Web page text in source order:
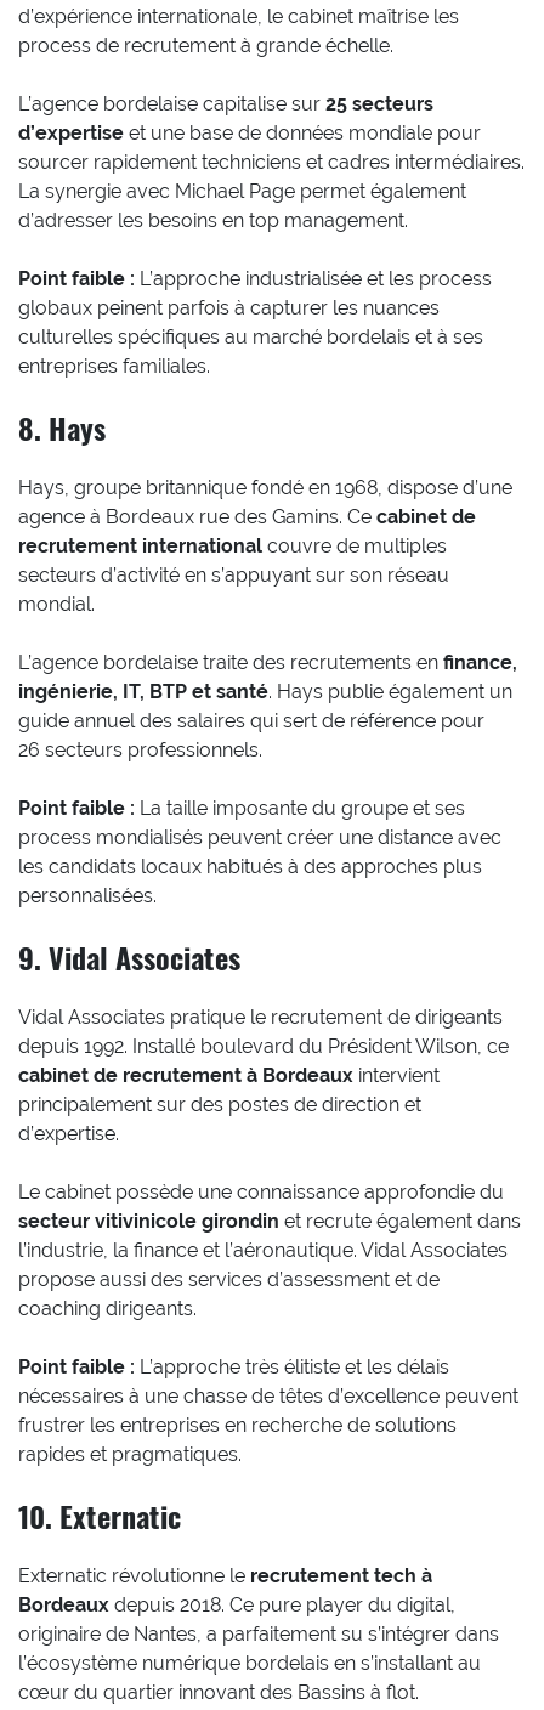
d’expérience internationale, le cabinet maîtrise les
process de recrutement à grande échelle.
L’agence bordelaise capitalise sur 25 secteurs
d’expertise et une base de données mondiale pour
sourcer rapidement techniciens et cadres intermédiaires.
La synergie avec Michael Page permet également
d’adresser les besoins en top management.
Point faible : L’approche industrialisée et les process
globaux peinent parfois à capturer les nuances
culturelles spécifiques au marché bordelais et à ses
entreprises familiales.
8. Hays
Hays, groupe britannique fondé en 1968, dispose d’une
agence à Bordeaux rue des Gamins. Ce cabinet de
recrutement international couvre de multiples
secteurs d’activité en s’appuyant sur son réseau
mondial.
L’agence bordelaise traite des recrutements en finance,
ingénierie, IT, BTP et santé. Hays publie également un
guide annuel des salaires qui sert de référence pour
26 secteurs professionnels.
Point faible : La taille imposante du groupe et ses
process mondialisés peuvent créer une distance avec
les candidats locaux habitués à des approches plus
personnalisées.
9. Vidal Associates
Vidal Associates pratique le recrutement de dirigeants
depuis 1992. Installé boulevard du Président Wilson, ce
cabinet de recrutement à Bordeaux intervient
principalement sur des postes de direction et
d’expertise.
Le cabinet possède une connaissance approfondie du
secteur vitivinicole girondin et recrute également dans
l’industrie, la finance et l’aéronautique. Vidal Associates
propose aussi des services d’assessment et de
coaching dirigeants.
Point faible : L’approche très élitiste et les délais
nécessaires à une chasse de têtes d’excellence peuvent
frustrer les entreprises en recherche de solutions
rapides et pragmatiques.
10. Externatic
Externatic révolutionne le recrutement tech à
Bordeaux depuis 2018. Ce pure player du digital,
originaire de Nantes, a parfaitement su s’intégrer dans
l’écosystème numérique bordelais en s’installant au
cœur du quartier innovant des Bassins à flot.